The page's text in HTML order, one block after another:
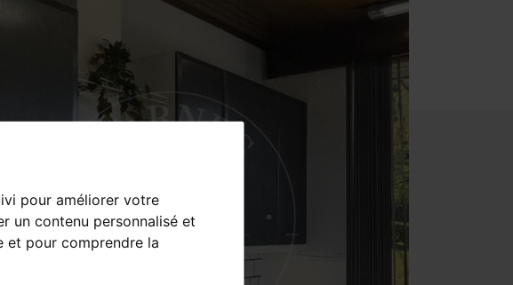
pour améliorer votre
un contenu personnalisé et
et pour comprendre la